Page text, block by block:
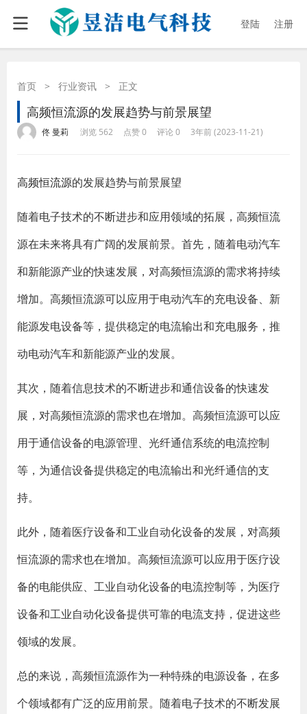
登陆 注册
首页 > 行业资讯 > 正文
高频恒流源的发展趋势与前景展望
佟 曼莉 浏览 562 点赞 0 评论 0 3年前 (2023-11-21)
高频恒流源的发展趋势与前景展望
随着电子技术的不断进步和应用领域的拓展，高频恒流
源在未来将具有广阔的发展前景。首先，随着电动汽车
和新能源产业的快速发展，对高频恒流源的需求将持续
增加。高频恒流源可以应用于电动汽车的充电设备、新
能源发电设备等，提供稳定的电流输出和充电服务，推
动电动汽车和新能源产业的发展。
其次，随着信息技术的不断进步和通信设备的快速发
展，对高频恒流源的需求也在增加。高频恒流源可以应
用于通信设备的电源管理、光纤通信系统的电流控制
等，为通信设备提供稳定的电流输出和光纤通信的支
持。
此外，随着医疗设备和工业自动化设备的发展，对高频
恒流源的需求也在增加。高频恒流源可以应用于医疗设
备的电能供应、工业自动化设备的电流控制等，为医疗
设备和工业自动化设备提供可靠的电流支持，促进这些
领域的发展。
总的来说，高频恒流源作为一种特殊的电源设备，在多
个领域都有广泛的应用前景。随着电子技术的不断发展